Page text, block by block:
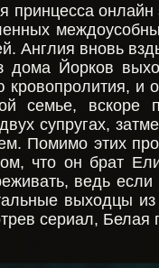
принцесса онлайн
Англия вновь
дома Йорков
кровопролития, и
семье, вскоре
супругах,
Помимо этих
что он брат
ведь если
выходцы
сериал, Белая